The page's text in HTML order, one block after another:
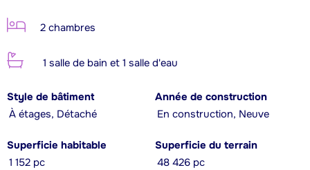
2 chambres
1 salle de bain et 1 salle d'eau
Style de bâtiment
À étages, Détaché
Année de construction
En construction, Neuve
Superficie habitable
1 152 pc
Superficie du terrain
48 426 pc